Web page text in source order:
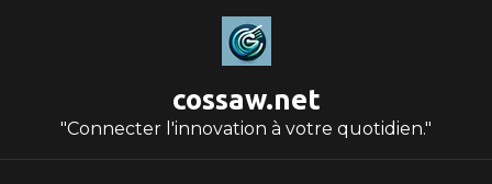
cossaw.net
"Connecter l'innovation à votre quotidien."